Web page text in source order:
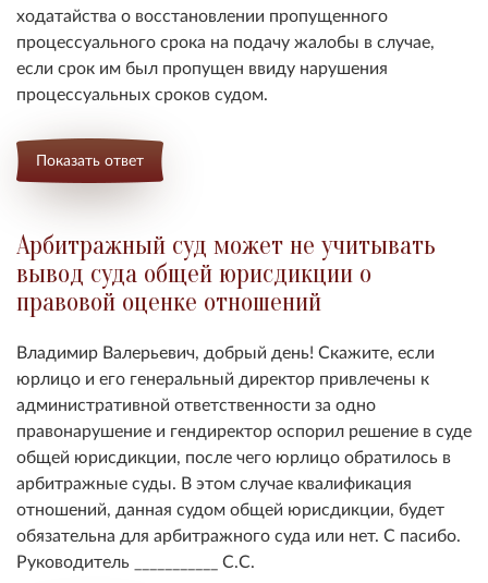
ходатайства о восстановлении пропущенного
процессуального срока на подачу жалобы в случае,
если срок им был пропущен ввиду нарушения
процессуальных сроков судом.
Показать ответ
Арбитражный суд может не учитывать
вывод суда общей юрисдикции о
правовой оценке отношений
Владимир Валерьевич, добрый день! Скажите, если
юрлицо и его генеральный директор привлечены к
административной ответственности за одно
правонарушение и гендиректор оспорил решение в суде
общей юрисдикции, после чего юрлицо обратилось в
арбитражные суды. В этом случае квалификация
отношений, данная судом общей юрисдикции, будет
обязательна для арбитражного суда или нет. С пасибо.
Руководитель ___________ С.С.